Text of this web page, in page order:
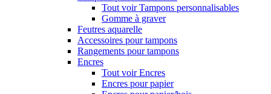
Tout voir Tampons personnalisables
Gomme à graver
Feutres aquarelle
Accessoires pour tampons
Rangements pour tampons
Encres
Tout voir Encres
Encres pour papier